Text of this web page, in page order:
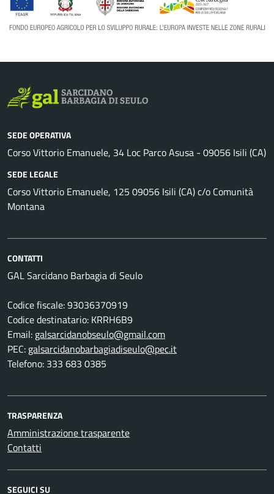
SEDE OPERATIVA
Corso Vittorio Emanuele, 34 Loc Parco Asusa - 09056 Isili (CA)
SEDE LEGALE
Corso Vittorio Emanuele, 125 09056 Isili (CA) c/o Comunità
Montana
CONTATTI
GAL Sarcidano Barbagia di Seulo
Codice fiscale: 93036370919
Codice destinatario: KRRH6B9
Email: galsarcidanobseulo@gmail.com
PEC: galsarcidanobarbagiadiseulo@pec.it
Telefono: 333 683 0385
TRASPARENZA
Amministrazione trasparente
Contatti
SEGUICI SU